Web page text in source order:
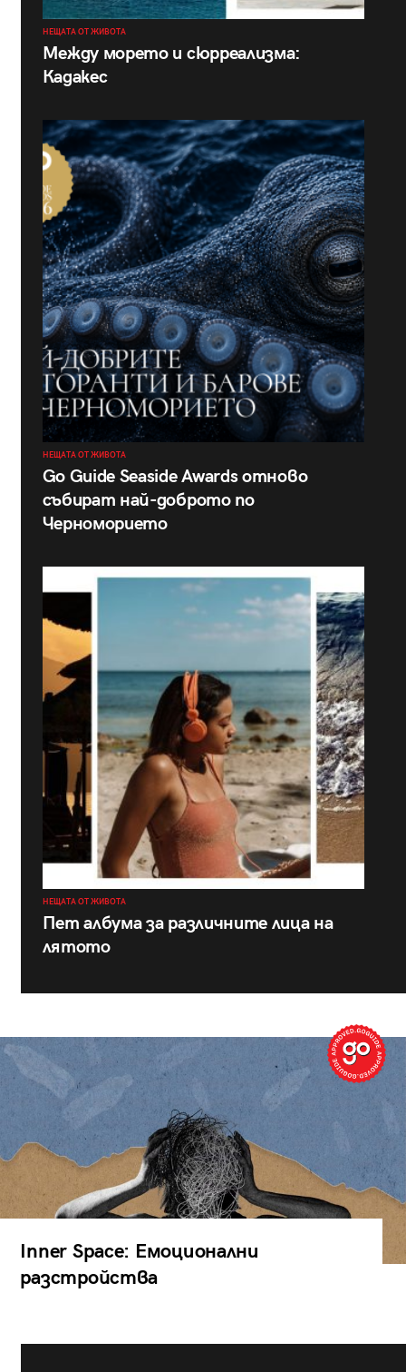
НЕЩАТА ОТ ЖИВОТА
Между морето и сюрреализма:
Кадакес
НЕЩАТА ОТ ЖИВОТА
Go Guide Seaside Awards отново
събират най-доброто по
Черноморието
НЕЩАТА ОТ ЖИВОТА
Пет албума за различните лица на
лятото
Inner Space: Емоционални
разстройства